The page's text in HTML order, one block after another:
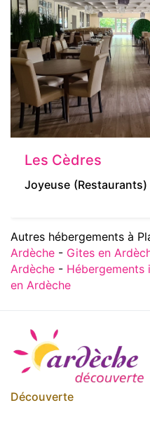
Les Cèdres
Joyeuse (Restaurants)
Autres hébergements à
Ardèche - Gites en
Ardèche - Hébergements
en Ardèche
Découverte